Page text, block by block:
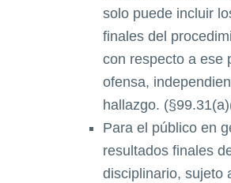
solo puede incluir
finales del
con respecto a ese
ofensa,
hallazgo.
Para el público en
resultados finales
disciplinario, sujeto